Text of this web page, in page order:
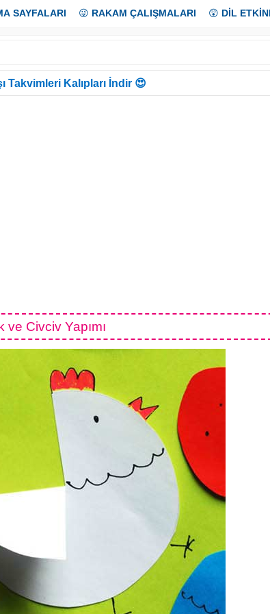
SAYFALARI 😜 RAKAM ÇALIŞMALARI 😲 DİL
Takvimleri Kalıpları İndir 😍
ve Civciv Yapımı